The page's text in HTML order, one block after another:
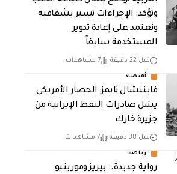
وتؤكد: الإجراءات تسير بشفافية
ونعتمد على إعادة تدوير
المستخدمة سابقاً
قبل 22 دقيقة 7 مشاهدات
أقتصاد
فايننشال تايمز: الحصار الأمريكي
يشل صادرات النفط الإيرانية من
جزيرة خارك
قبل 38 دقيقة 7 مشاهدات
رياضة
رواية جديدة.. بيريز ومورينيو